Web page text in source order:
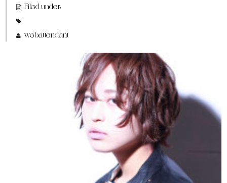
Filed under:
webattendant